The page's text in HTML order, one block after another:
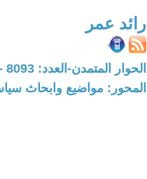
رائد عمر
الحوار المتمدن-العدد: 8093 - 2024 / 9 / 7 - 13:34
المحور: مواضيع وابحاث